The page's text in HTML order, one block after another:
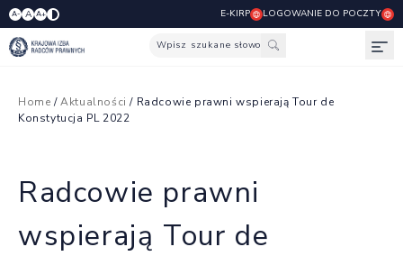
A- A A+ E-KIRP LOGOWANIE DO POCZTY
Wpisz szukane słowo
Home /Aktualności / Radcowie prawni wspierają Tour de
Konstytucja PL 2022
Radcowie prawni
wspierają Tour de